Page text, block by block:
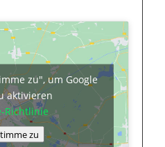
zu", um Google
aktivieren
Richtlinie
zu